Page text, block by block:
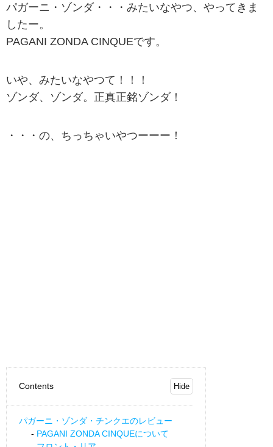
パガーニ・ゾンダ・・・みたいなやつ、やってきま
したー。
PAGANI ZONDA CINQUEです。
いや、みたいなやつて！！！
ゾンダ、ゾンダ。正真正銘ゾンダ！
・・・の、ちっちゃいやつーーー！
Contents
パガーニ・ゾンダ・チンクエのレビュー
PAGANI ZONDA CINQUEについて